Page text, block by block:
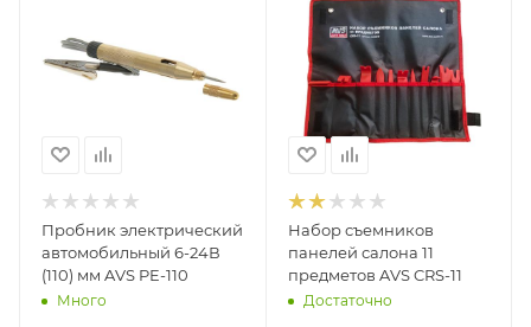
Пробник электрический
автомобильный 6-24В
(110) мм AVS PE-110
Много
Набор съемников
панелей салона 11
предметов AVS CRS-11
Достаточно